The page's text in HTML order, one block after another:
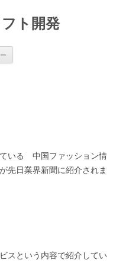
ト開発
いる 中国ファッション情
日業界新聞に紹介されま
スという内容で紹介してい